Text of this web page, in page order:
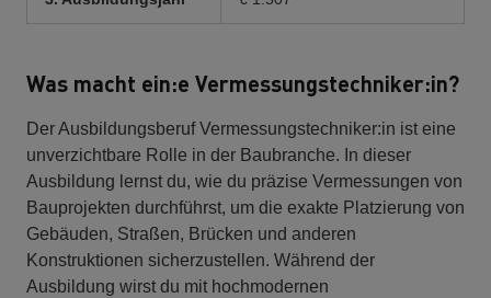
Was macht ein:e Vermessungstechniker:in?
Der Ausbildungsberuf Vermessungstechniker:in ist eine
unverzichtbare Rolle in der Baubranche. In dieser
Ausbildung lernst du, wie du präzise Vermessungen von
Bauprojekten durchführst, um die exakte Platzierung von
Gebäuden, Straßen, Brücken und anderen
Konstruktionen sicherzustellen. Während der
Ausbildung wirst du mit hochmodernen